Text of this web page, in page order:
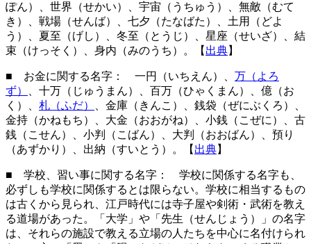
ぽん）、世界（せかい）、宇宙（うちゅう）、無敵（むて
き）、戦場（せんば）、七夕（たなばた）、土用（どよ
う）、夏至（げし）、冬至（とうじ）、星座（せいざ）、結
束（けっそく）、身内（みのうち）。【 出典】
■ お金に関する名字： 一円（いちえん）、 万（よろ
ず）
、十万（じゅうまん）、百万（ひゃくまん）、億（お
く）、 札（ふだ）
、金庫（きんこ）、銭袋（ぜにぶくろ）、
金持（かねもち）、大金（おおがね）、小銭（こぜに）、古
銭（こせん）、小判（こばん）、大判（おおばん）、預り
（あずかり）、出納（すいとう）。【 出典】
■ 学校、習い事に関する名字： 学校に関係する名字も、
必ずしも学校に関係するとは限らない。学校に相当するもの
は古くから見られ、江戸時代には寺子屋や剣術・武術を教え
る道場があった。「大学」や「先生（せんじょう）」の名字
は、それらの施設で教える立場の人たちを中心に名付けられ